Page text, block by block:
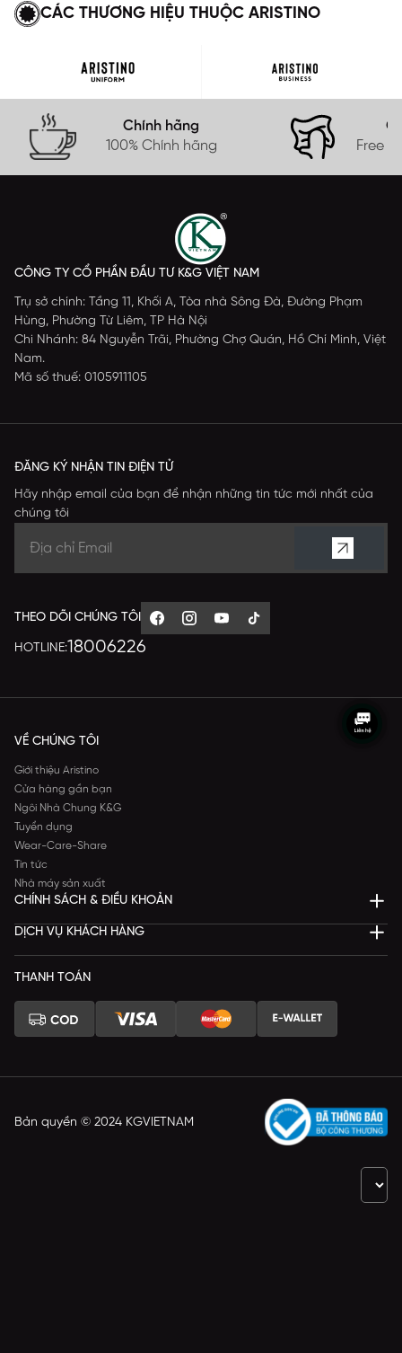
CÁC THƯƠNG HIỆU THUỘC ARISTINO
Chính hãng
100% Chính hãng
Free
CÔNG TY CỔ PHẦN ĐẦU TƯ K&G VIỆT NAM
Trụ sở chính: Tầng 11, Khối A, Tòa nhà Sông Đà, Đường Phạm
Hùng, Phường Từ Liêm, TP Hà Nội
Chi Nhánh: 84 Nguyễn Trãi, Phường Chợ Quán, Hồ Chí Minh, Việt
Nam.
Mã số thuế: 0105911105
ĐĂNG KÝ NHẬN TIN ĐIỆN TỬ
Hãy nhập email của bạn để nhận những tin tức mới nhất của
chúng tôi
THEO DÕI CHÚNG TÔI
HOTLINE:18006226
VỀ CHÚNG TÔI
Giới thiệu Aristino
Cửa hàng gần bạn
Ngôi Nhà Chung K&G
Tuyển dụng
Wear-Care-Share
Tin tức
Nhà máy sản xuất
CHÍNH SÁCH & ĐIỀU KHOẢN
DỊCH VỤ KHÁCH HÀNG
THANH TOÁN
Bản quyền © 2024 KGVIETNAM